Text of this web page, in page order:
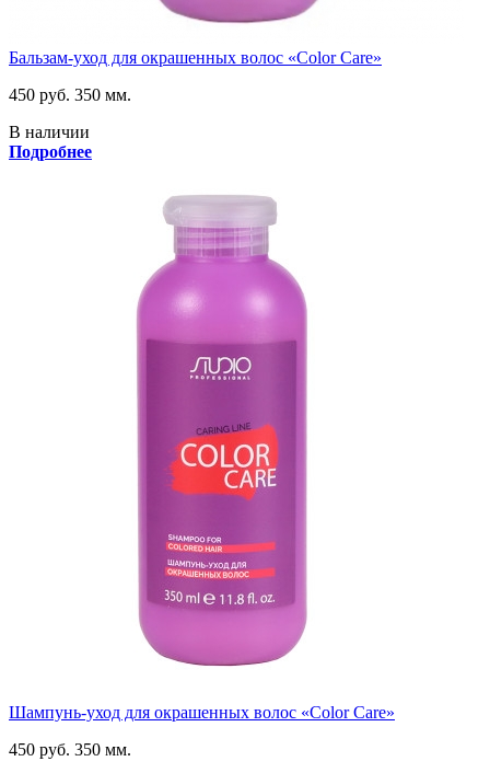
Бальзам-уход для окрашенных волос «Color Care»
450 руб. 350 мм.
В наличии
Подробнее
Шампунь-уход для окрашенных волос «Color Care»
450 руб. 350 мм.